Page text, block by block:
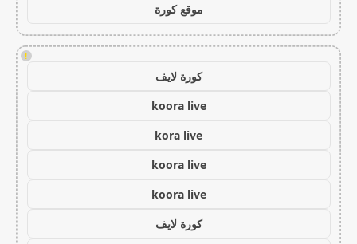
موقع كورة
!
كورة لايف
koora live
kora live
koora live
koora live
كورة لايف